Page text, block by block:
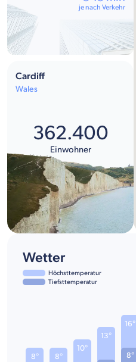
je nach Verkehr
Cardiff
Wales
362.400
Einwohner
Wetter
Höchsttemperatur
Tiefsttemperatur
8° 8°
10°
13°
8°
16°